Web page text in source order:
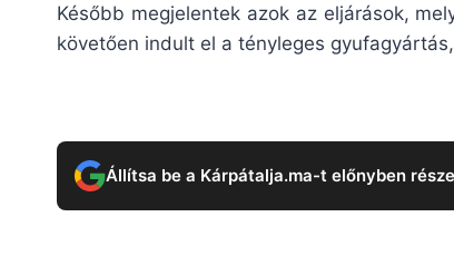
Később megjelentek azok az eljárások,
követően indult el a tényleges
Állítsa be a Kárpátalja.ma-t előnyben